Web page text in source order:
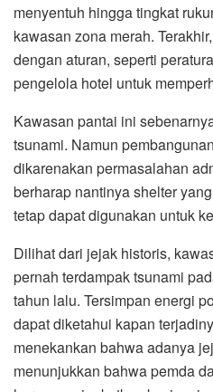
menyentuh hingga tingkat
kawasan zona merah.
dengan aturan, seperti
pengelola hotel untuk
Kawasan pantai ini
tsunami. Namun
dikarenakan permasalahan
berharap nantinya shelter
tetap dapat digunakan untuk
Dilihat dari jejak historis,
pernah terdampak tsunami
tahun lalu. Tersimpan energi
dapat diketahui kapan
menekankan bahwa adanya
menunjukkan bahwa pemda